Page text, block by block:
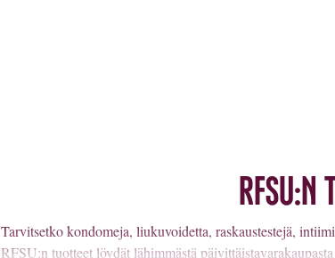
Tarvitsetko kondomeja, liukuvoidetta, raskaustestejä,
RFSU:n tuotteet löydät lähimmästä